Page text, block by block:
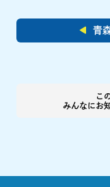
青
こ
みんなにお